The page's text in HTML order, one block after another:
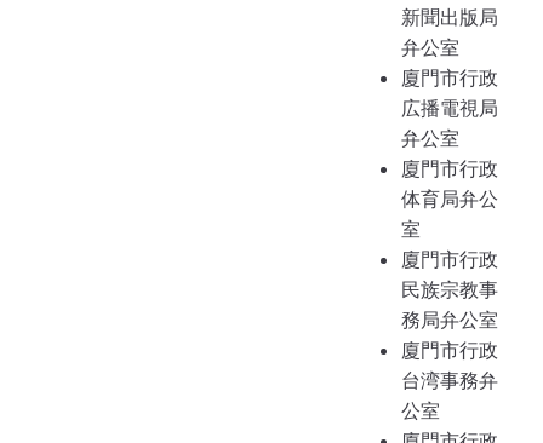
新聞出版局
弁公室
廈門市行政
広播電視局
弁公室
廈門市行政
体育局弁公
室
廈門市行政
民族宗教事
務局弁公室
廈門市行政
台湾事務弁
公室